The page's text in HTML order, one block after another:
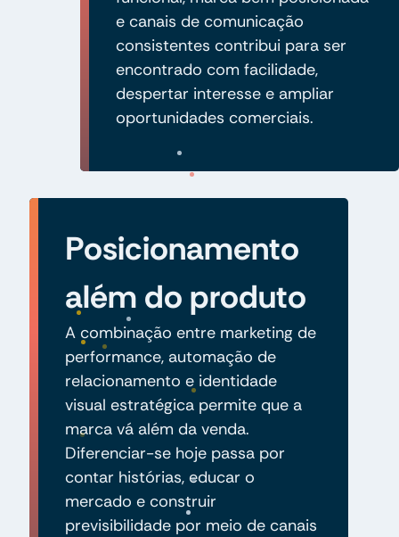
e canais de comunicação
consistentes contribui para ser
encontrado com facilidade,
despertar interesse e ampliar
oportunidades comerciais.
Posicionamento
além do produto
A combinação entre marketing de
performance, automação de
relacionamento e identidade
visual estratégica permite que a
marca vá além da venda.
Diferenciar-se hoje passa por
contar histórias, educar o
mercado e construir
previsibilidade por meio de canais